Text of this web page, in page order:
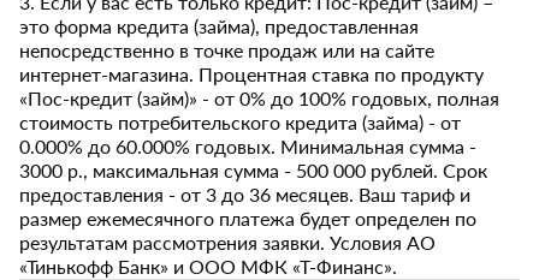
это форма кредита (займа), предоставленная
непосредственно в точке продаж или на сайте
интернет-магазина. Процентная ставка по продукту
«Пос-кредит (займ)» - от 0% до 100% годовых, полная
стоимость потребительского кредита (займа) - от
0.000% до 60.000% годовых. Минимальная сумма -
3000 р., максимальная сумма - 500 000 рублей. Срок
предоставления - от 3 до 36 месяцев. Ваш тариф и
размер ежемесячного платежа будет определен по
результатам рассмотрения заявки. Условия АО
«Тинькофф Банк» и ООО МФК «Т-Финанс».